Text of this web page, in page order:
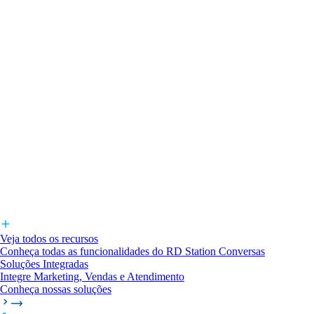
Veja todos os recursos
Conheça todas as funcionalidades do RD Station Conversas
Soluções Integradas
Integre Marketing, Vendas e Atendimento
Conheça nossas soluções